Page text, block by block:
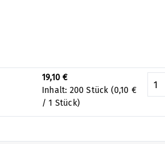
19,10 €
Inhalt: 200 Stück (0,10 €
/ 1 Stück)